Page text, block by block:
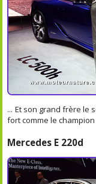
... Et son grand frère le
fort comme le
Mercedes E 220d